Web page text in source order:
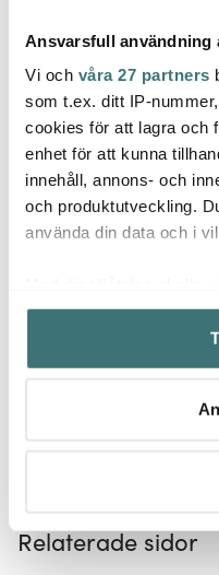
Ansvarsfull användning
Vi och våra 27 partners
som t.ex. ditt IP-
cookies för att lagra och
enhet för att kunna
innehåll, annons- och
och produktutveckling.
använda din data och i
Samla in
kan ha en
Identifiera din enhet
Ta reda på mer om hur
Du kan ändra eller dra
Vi använder cookies för
Microplane
Premium Classic Zester
Rivjärn 32 cm Svart
349 kr
Låt dig
Relaterade sidor